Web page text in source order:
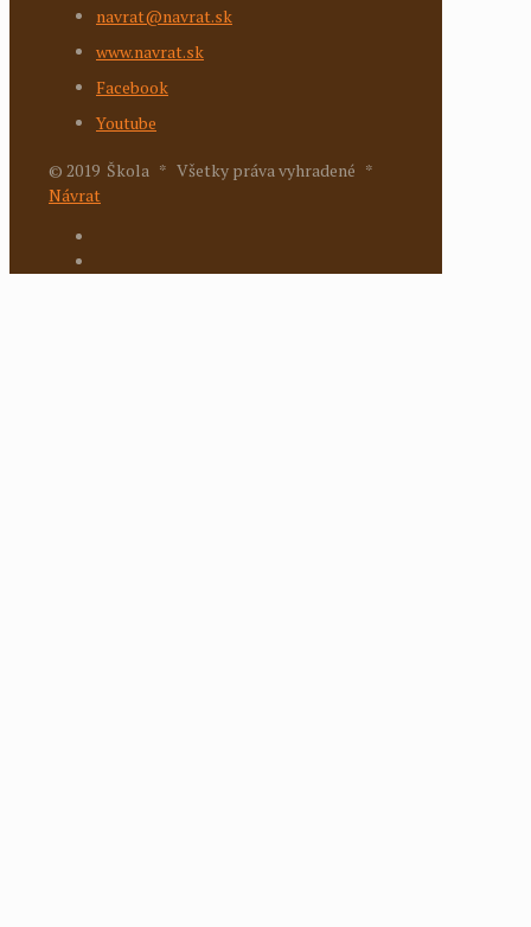
navrat@navrat.sk
www.navrat.sk
Facebook
Youtube
© 2019 Škola * Všetky práva vyhradené *
Návrat